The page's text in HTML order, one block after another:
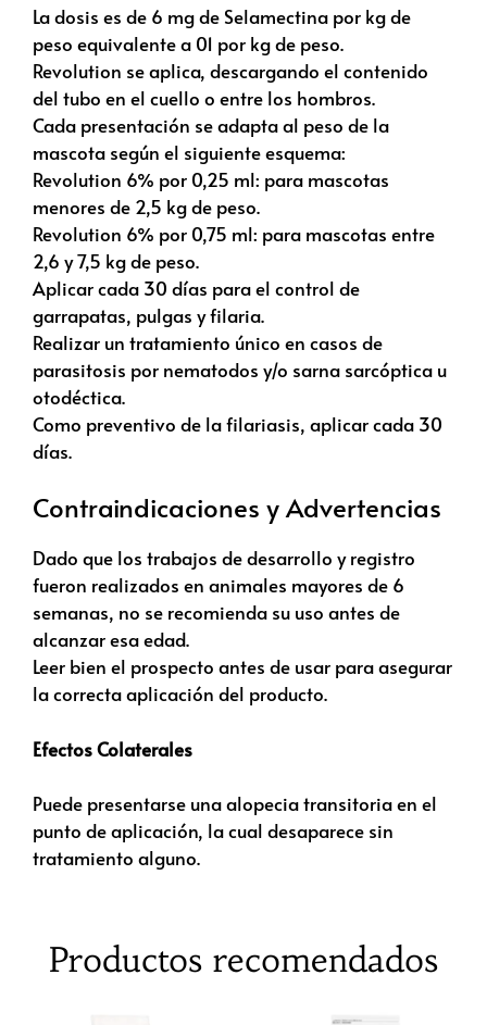
La dosis es de 6 mg de Selamectina por kg de
peso equivalente a 01 por kg de peso.
Revolution se aplica, descargando el contenido
del tubo en el cuello o entre los hombros.
Cada presentación se adapta al peso de la
mascota según el siguiente esquema:
Revolution 6% por 0,25 ml: para mascotas
menores de 2,5 kg de peso.
Revolution 6% por 0,75 ml: para mascotas entre
2,6 y 7,5 kg de peso.
Aplicar cada 30 días para el control de
garrapatas, pulgas y filaria.
Realizar un tratamiento único en casos de
parasitosis por nematodos y/o sarna sarcóptica u
otodéctica.
Como preventivo de la filariasis, aplicar cada 30
días.
Contraindicaciones y Advertencias
Dado que los trabajos de desarrollo y registro
fueron realizados en animales mayores de 6
semanas, no se recomienda su uso antes de
alcanzar esa edad.
Leer bien el prospecto antes de usar para asegurar
la correcta aplicación del producto.
Efectos Colaterales
Puede presentarse una alopecia transitoria en el
punto de aplicación, la cual desaparece sin
tratamiento alguno.
Productos recomendados